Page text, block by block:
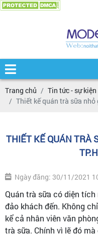
Trang chủ
Tin tức - sự kiện
Thiết kế quán trà sữa nhỏ
THIẾT KẾ QUÁN TRÀ
Ngày đăng: 30/11/2021
Quán trà sữa có diện
đảo khách đến. Không
kể cả nhân viên văn
trà sữa. Chính vì lẽ đó